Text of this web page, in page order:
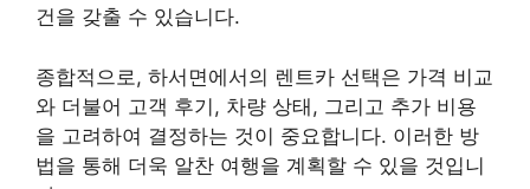
건을 갖출 수 있습니다.
종합적으로, 하서면에서의 렌트카 선택은 가격 비교
와 더불어 고객 후기, 차량 상태, 그리고 추가 비용
을 고려하여 결정하는 것이 중요합니다. 이러한 방
법을 통해 더욱 알찬 여행을 계획할 수 있을 것입니